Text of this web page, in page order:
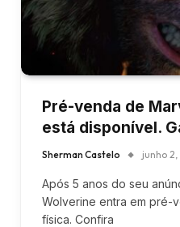
Pré-venda de
está disponível.
Sherman Castelo junho
Após 5 anos do seu
Wolverine entra em pré-
física. Confira